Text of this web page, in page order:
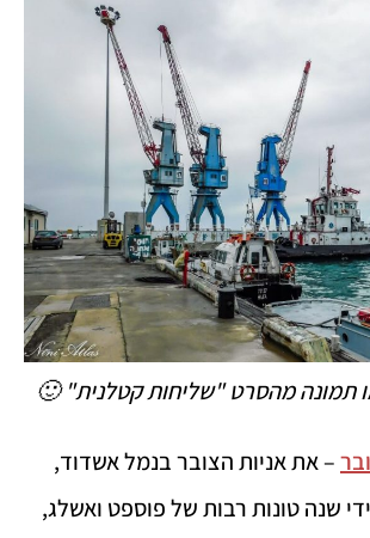
תמונה מהסרט "שליחות קטלנית" 🙂
– את אניות הצובר בנמל אשדוד,
שנה טונות רבות של פוספט ואשלג,